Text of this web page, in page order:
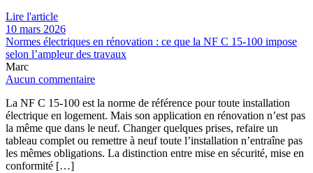
Lire l'article
10 mars 2026
Normes électriques en rénovation : ce que la NF C 15-100 impose
selon l’ampleur des travaux
Marc
Aucun commentaire
La NF C 15-100 est la norme de référence pour toute installation
électrique en logement. Mais son application en rénovation n’est pas
la même que dans le neuf. Changer quelques prises, refaire un
tableau complet ou remettre à neuf toute l’installation n’entraîne pas
les mêmes obligations. La distinction entre mise en sécurité, mise en
conformité […]